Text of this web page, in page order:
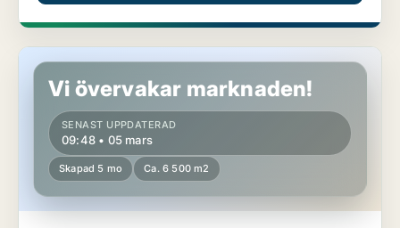
Butikslokal i Vaggeryd
Vi övervakar marknaden!
SENAST UPPDATERAD
09:48 • 05 mars
Skapad 5 mo Ca. 6 500 m2